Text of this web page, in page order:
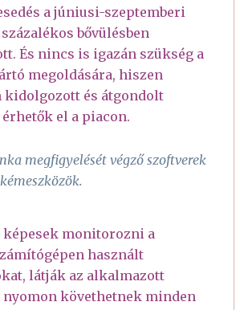
a júniusi-szeptemberi
bővülésben
És nincs is igazán szükség a
megoldására, hiszen
kidolgozott és átgondolt
el a piacon.
megfigyelését végző szoftverek
képesek monitorozni a
használt
látják az alkalmazott
követhetnek minden